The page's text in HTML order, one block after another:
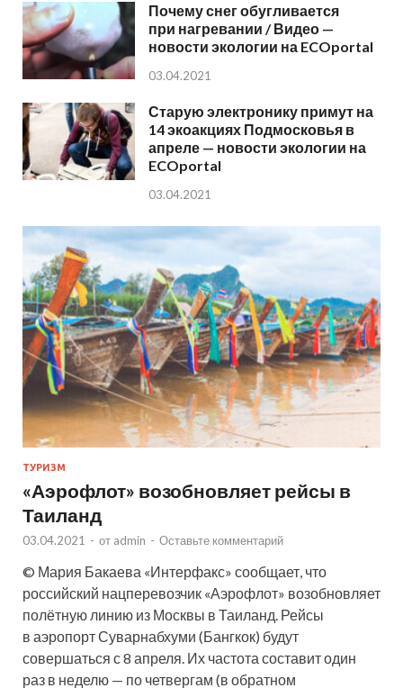
Почему снег обугливается
при нагревании / Видео —
новости экологии на ECOportal
03.04.2021
Старую электронику примут на
14 экоакциях Подмосковья в
апреле — новости экологии на
ECOportal
03.04.2021
ТУРИЗМ
«Аэрофлот» возобновляет рейсы в
Таиланд
03.04.2021 - от admin - Оставьте комментарий
© Мария Бакаева «Интерфакс» сообщает, что
российский нацперевозчик «Аэрофлот» возобновляет
полётную линию из Москвы в Таиланд. Рейсы
в аэропорт Суварнабхуми (Бангкок) будут
совершаться с 8 апреля. Их частота составит один
раз в неделю — по четвергам (в обратном